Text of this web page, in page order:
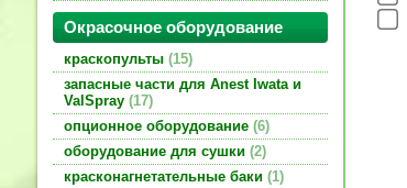
Окрасочное оборудование
краскопульты 15
запасные части для Anest Iwata и
ValSpray 17
опционное оборудование 6
оборудование для сушки 2
красконагнетательные баки 1